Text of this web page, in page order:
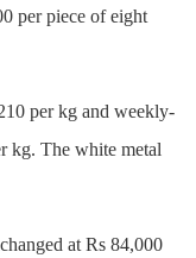
per piece of eight
per kg and weekly-
kg. The white metal
at Rs 84,000